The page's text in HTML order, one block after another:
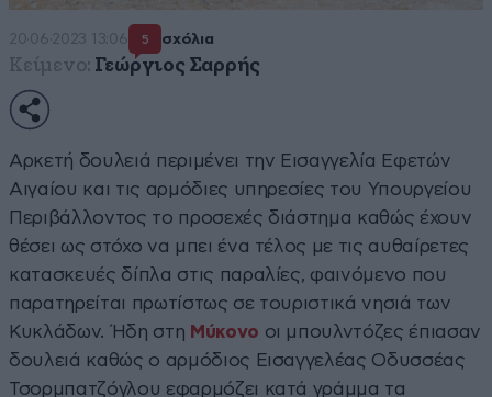
20·06·2023 13:06 5 σχόλια
Κείμενο: Γεώργιος Σαρρής
Αρκετή δουλειά περιμένει την Εισαγγελία Εφετών
Αιγαίου και τις αρμόδιες υπηρεσίες του Υπουργείου
Περιβάλλοντος το προσεχές διάστημα καθώς έχουν
θέσει ως στόχο να μπει ένα τέλος με τις αυθαίρετες
κατασκευές δίπλα στις παραλίες, φαινόμενο που
παρατηρείται πρωτίστως σε τουριστικά νησιά των
Κυκλάδων. Ήδη στη Μύκονο οι μπουλντόζες έπιασαν
δουλειά καθώς ο αρμόδιος Εισαγγελέας Οδυσσέας
Τσορμπατζόγλου εφαρμόζει κατά γράμμα τα